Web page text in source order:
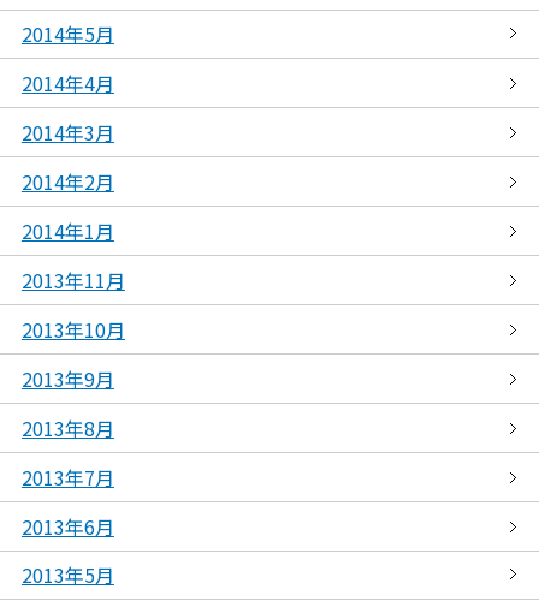
2014年5月
2014年4月
2014年3月
2014年2月
2014年1月
2013年11月
2013年10月
2013年9月
2013年8月
2013年7月
2013年6月
2013年5月